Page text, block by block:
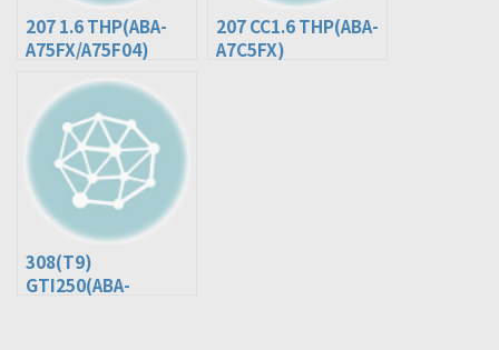
207 1.6 THP(ABA-
A75FX/A75F04)
207 CC1.6 THP(ABA-
A7C5FX)
308(T9)
GTI250(ABA-